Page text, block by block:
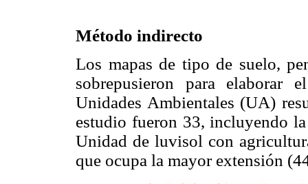
Método indirecto
Los mapas de tipo de suelo,
sobrepusieron para elaborar
Unidades Ambientales (UA)
estudio fueron 33, incluyendo
Unidad de luvisol con
que ocupa la mayor extensión